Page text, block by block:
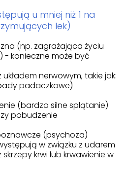
u mniej niż 1 na
lek)
(np. zagrażająca życiu
- konieczne może być
nerwowym, takie jak:
padaczkowe)
(bardzo silne splątanie)
pobudzenie
(psychoza)
w związku z udarem
krwi lub krwawienie w